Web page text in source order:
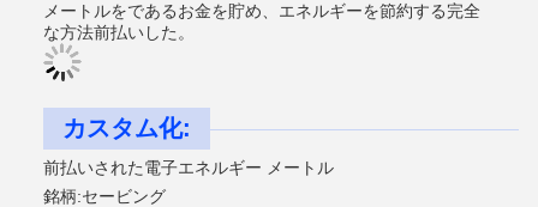
メートルをであるお金を貯め、エネルギーを節約する完全
な方法前払いした。
カスタム化:
前払いされた電子エネルギー メートル
銘柄:セービング